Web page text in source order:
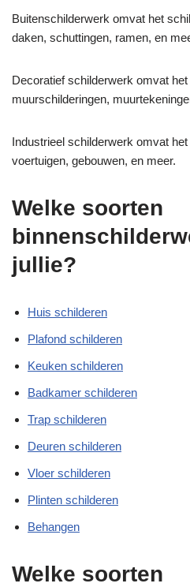
Buitenschilderwerk omvat het
daken, schuttingen, ramen, en
Decoratief schilderwerk omvat
muurschilderingen,
Industrieel schilderwerk omvat
voertuigen, gebouwen, en meer.
Welke soorten
jullie?
Huis schilderen
Plafond schilderen
Keuken schilderen
Badkamer schilderen
Trap schilderen
Deuren schilderen
Vloer schilderen
Plinten schilderen
Behangen
Welke soorten